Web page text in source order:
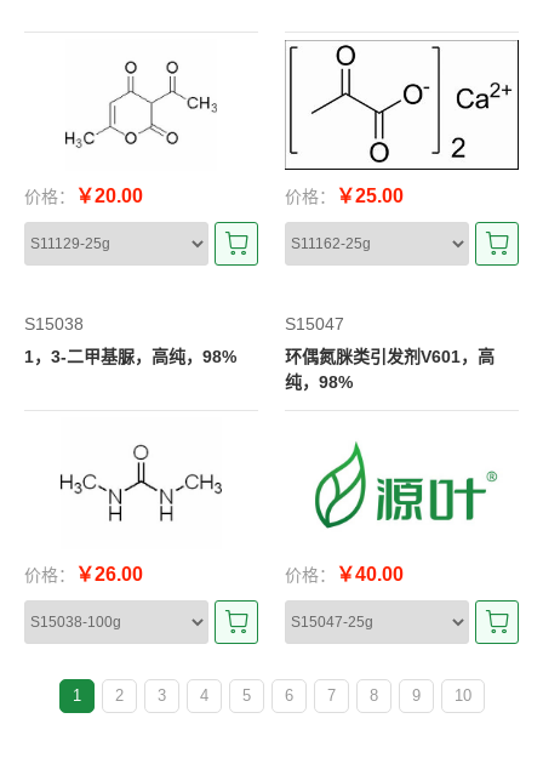
价格： ￥20.00 价格： ￥25.00
S15038
1，3-二甲基脲，高纯，98%
价格： ￥26.00
S15047
环偶氮脒类引发剂V601，高
纯，98%
价格： ￥40.00
1 2 3 4 5 6 7 8 9 10